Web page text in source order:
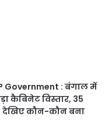
Government : बंगाल में
कैबिनेट विस्तार, 35
देखिए कौन-कौन बना